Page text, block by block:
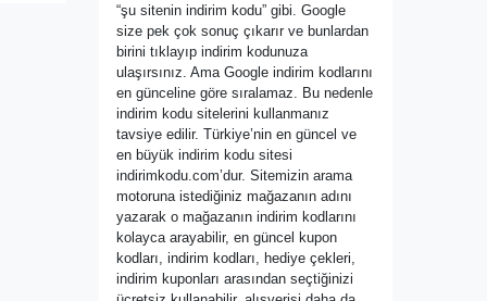
“şu sitenin indirim kodu” gibi. Google
size pek çok sonuç çıkarır ve bunlardan
birini tıklayıp indirim kodunuza
ulaşırsınız. Ama Google indirim kodlarını
en günceline göre sıralamaz. Bu nedenle
indirim kodu sitelerini kullanmanız
tavsiye edilir. Türkiye’nin en güncel ve
en büyük indirim kodu sitesi
indirimkodu.com’dur. Sitemizin arama
motoruna istediğiniz mağazanın adını
yazarak o mağazanın indirim kodlarını
kolayca arayabilir, en güncel kupon
kodları, indirim kodları, hediye çekleri,
indirim kuponları arasından seçtiğinizi